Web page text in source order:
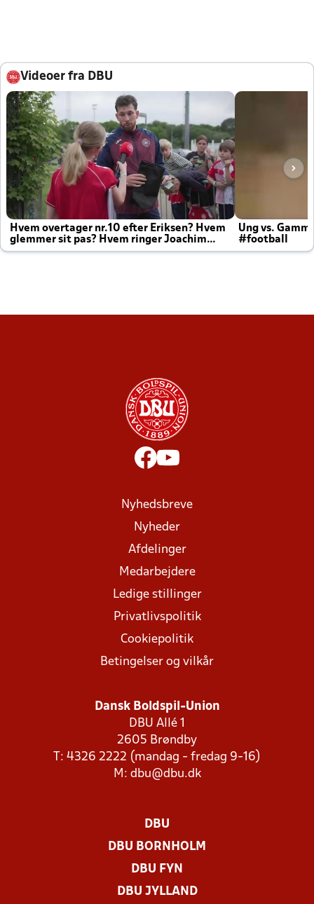
Videoer fra DBU
Hvem overtager nr.10 efter Eriksen? Hvem
glemmer sit pas? Hvem ringer Joachim
altid til efter kampe?
Ung vs.
#football
Nyhedsbreve
Nyheder
Afdelinger
Medarbejdere
Ledige stillinger
Privatlivspolitik
Cookiepolitik
Betingelser og vilkår
Dansk Boldspil-Union
DBU Allé 1
2605 Brøndby
T: 4326 2222 (mandag - fredag 9-16)
M: dbu@dbu.dk
DBU
DBU BORNHOLM
DBU FYN
DBU JYLLAND